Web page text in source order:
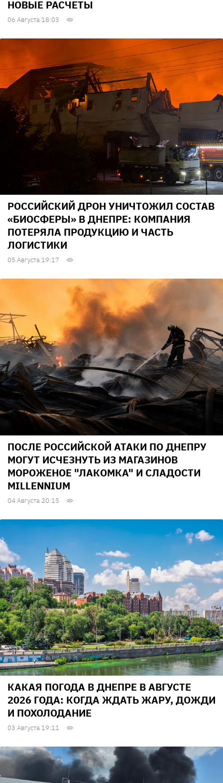
НОВЫЕ РАСЧЕТЫ
06 Августа 18:03
РОССИЙСКИЙ ДРОН УНИЧТОЖИЛ СОСТАВ
«БИОСФЕРЫ» В ДНЕПРЕ: КОМПАНИЯ
ПОТЕРЯЛА ПРОДУКЦИЮ И ЧАСТЬ
ЛОГИСТИКИ
05 Августа 19:17
ПОСЛЕ РОССИЙСКОЙ АТАКИ ПО ДНЕПРУ
МОГУТ ИСЧЕЗНУТЬ ИЗ МАГАЗИНОВ
МОРОЖЕНОЕ "ЛАКОМКА" И СЛАДОСТИ
MILLENNIUM
04 Августа 20:15
КАКАЯ ПОГОДА В ДНЕПРЕ В АВГУСТЕ
2026 ГОДА: КОГДА ЖДАТЬ ЖАРУ, ДОЖДИ
И ПОХОЛОДАНИЕ
03 Августа 19:11